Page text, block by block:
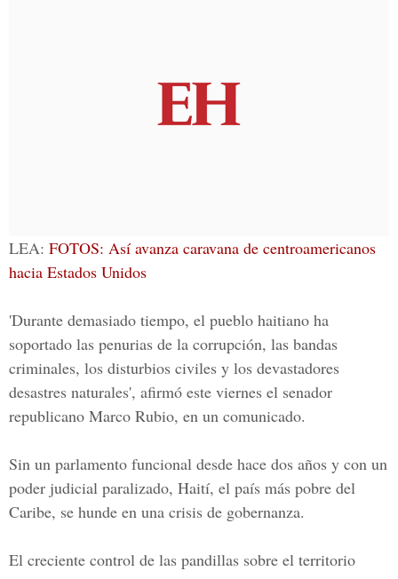
LEA: FOTOS: Así avanza caravana de centroamericanos
hacia Estados Unidos
'Durante demasiado tiempo, el pueblo haitiano ha
soportado las penurias de la corrupción, las bandas
criminales, los disturbios civiles y los devastadores
desastres naturales', afirmó este viernes el senador
republicano Marco Rubio, en un comunicado.
Sin un parlamento funcional desde hace dos años y con un
poder judicial paralizado, Haití, el país más pobre del
Caribe, se hunde en una crisis de gobernanza.
El creciente control de las pandillas sobre el territorio